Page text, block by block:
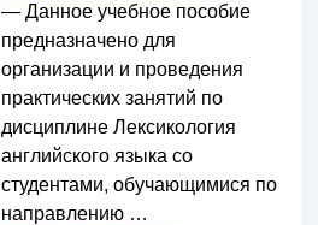
— Данное учебное пособие
предназначено для
организации и проведения
практических занятий по
дисциплине Лексикология
английского языка со
студентами, обучающимися по
направлению …